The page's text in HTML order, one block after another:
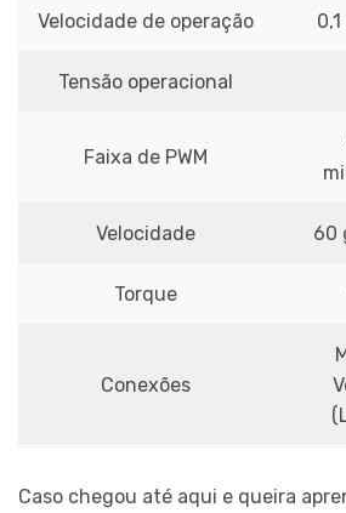
Velocidade de operação
Tensão operacional
Faixa de PWM
Velocidade 60
Torque
Conexões
Caso chegou até aqui e queira